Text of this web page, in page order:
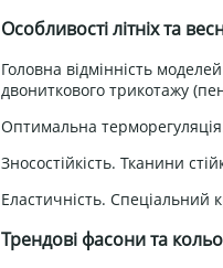
Особливості літніх та
Головна відмінність
двониткового трикотажу
Оптимальна
Зносостійкість. Тканини
Еластичність. Спеціальний
Трендові фасони та